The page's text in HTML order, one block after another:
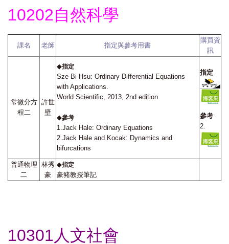
10202自然科學
課名 老師 指定與參考用書
購買資
訊
常微分方
程二
許世
壁
◆指定
Sze-Bi Hsu: Ordinary Differential Equations
with Applications.
World Scientific, 2013, 2nd edition
◆參考
1.Jack Hale: Ordinary Equations
2.Jack Hale and Kocak: Dynamics and
bifurcations
指定
參考
2.
普通物理
二
林秀
豪
◆指定
豪豬教授筆記
10301人文社會